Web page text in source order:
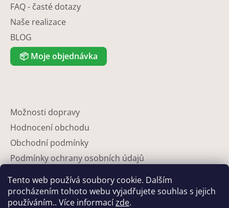
Tento web používá soubory cookie. Dalším
procházením tohoto webu vyjadřujete souhlas s jejich
používáním.. Více informacízde.
FAQ - časté dotazy
Naše realizace
BLOG
📦 Moje objednávka
Možnosti dopravy
Hodnocení obchodu
Obchodní podmínky
Podmínky ochrany osobních údajů
Partneři
Kontakty